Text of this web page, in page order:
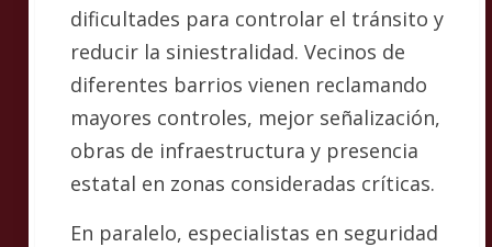
dificultades para controlar el tránsito y
reducir la siniestralidad. Vecinos de
diferentes barrios vienen reclamando
mayores controles, mejor señalización,
obras de infraestructura y presencia
estatal en zonas consideradas críticas.
En paralelo, especialistas en seguridad